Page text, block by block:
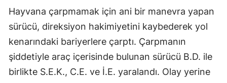
Hayvana çarpmamak için ani bir manevra yapan
sürücü, direksiyon hakimiyetini kaybederek yol
kenarındaki bariyerlere çarptı. Çarpmanın
şiddetiyle araç içerisinde bulunan sürücü B.D. ile
birlikte S.E.K., C.E. ve İ.E. yaralandı. Olay yerine